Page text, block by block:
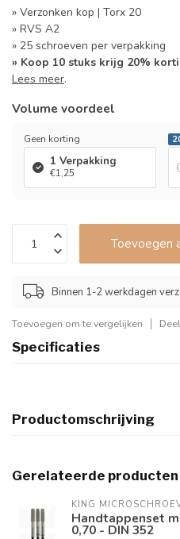
» Verzonken kop | Torx 20
» RVS A2
» 25 schroeven per verpakking
» Koop 10 stuks krijg 20%
Lees meer.
Volume voordeel
Geen korting
1 Verpakking
€1,25
Toevoegen
Binnen 1-2 werkdagen
Toevoegen om te vergelijken
Specificaties
Productomschrijving
Gerelateerde producten
KING
Handtappenset
0,70 - DIN 352